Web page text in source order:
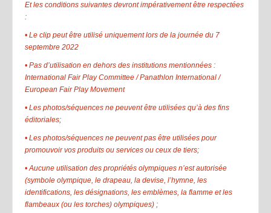
Et les conditions suivantes devront impérativement être respectées
:
• Le clip peut être utilisé uniquement lors de la journée du 7
septembre 2022
• Pas d’utilisation en dehors des institutions mentionnées :
International Fair Play Committee / Panathlon International /
European Fair Play Movement
• Les photos/séquences ne peuvent être utilisées qu’à des fins
éditoriales;
• Les photos/séquences ne peuvent pas être utilisées pour
promouvoir vos produits ou services ou ceux de tiers;
• Aucune utilisation des propriétés olympiques n’est autorisée
(symbole olympique, le drapeau, la devise, l’hymne, les
identifications, les désignations, les emblèmes, la flamme et les
flambeaux (ou les torches) olympiques) ;